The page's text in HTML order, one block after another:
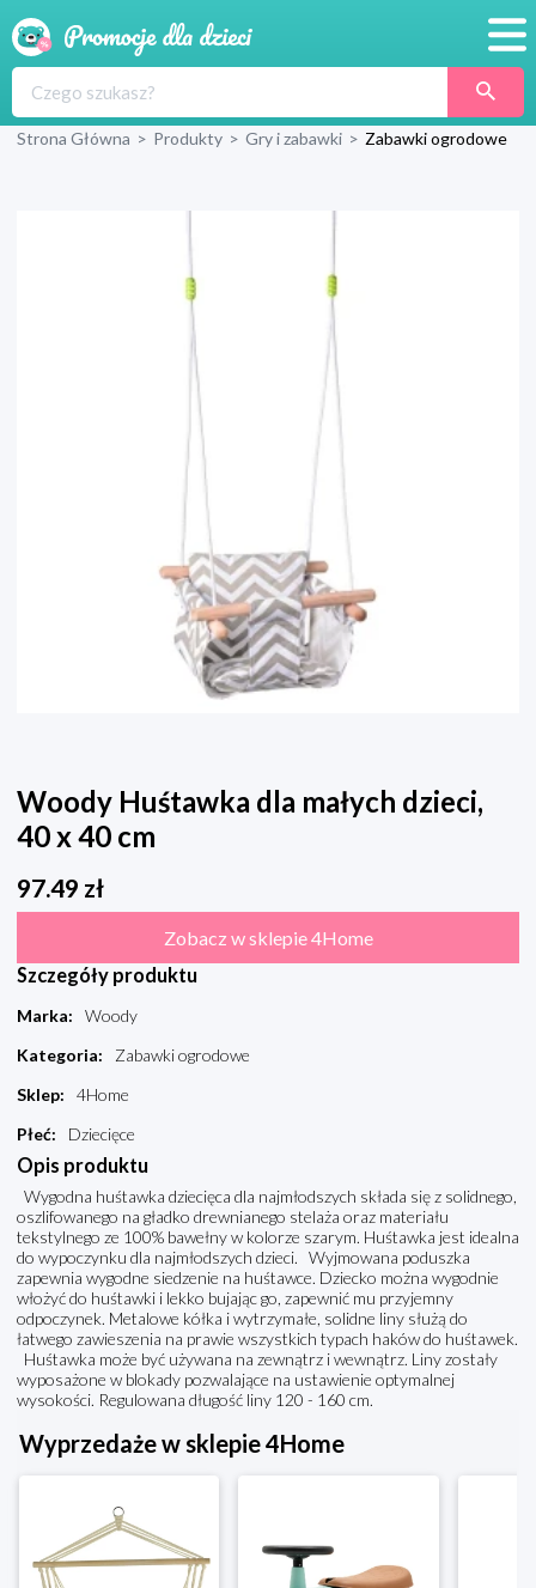
Produkty
Strona Główna > Produkty > Gry i zabawki > Zabawki ogrodowe
Woody Huśtawka dla małych dzieci,
40 x 40 cm
97.49 zł
Zobacz w sklepie 4Home
Szczegóły produktu
Marka:
Woody
Kategoria:
Zabawki ogrodowe
Sklep:
4Home
Płeć: Dziecięce
Opis produktu
Wygodna huśtawka dziecięca dla najmłodszych składa się z solidnego,
oszlifowanego na gładko drewnianego stelaża oraz materiału
tekstylnego ze 100% bawełny w kolorze szarym. Huśtawka jest idealna
do wypoczynku dla najmłodszych dzieci. Wyjmowana poduszka
zapewnia wygodne siedzenie na huśtawce. Dziecko można wygodnie
włożyć do huśtawki i lekko bujając go, zapewnić mu przyjemny
odpoczynek. Metalowe kółka i wytrzymałe, solidne liny służą do
łatwego zawieszenia na prawie wszystkich typach haków do huśtawek.
Huśtawka może być używana na zewnątrz i wewnątrz. Liny zostały
wyposażone w blokady pozwalające na ustawienie optymalnej
wysokości. Regulowana długość liny 120 - 160 cm.
Wyprzedaże w sklepie 4Home